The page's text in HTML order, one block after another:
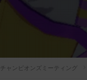
チャンピオンズミーティング